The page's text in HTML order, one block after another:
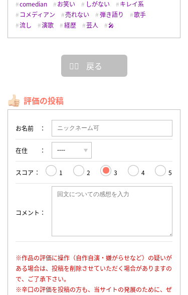
comedian お笑い しがない
キレイ系
コメディアン
売れない 弾き語り
歌手
流し
演歌 経歴 芸人 🎤
戻る
評価の投稿
お名前
在住
スコア 1 2 3 4 5
コメント
※作品の評価に操作（自作自演・嫌がらせなど）の疑いが
ある場合は、投稿を削除させていただく場合がありますの
で、ご了承下さい。
※辛口の評価を投稿の方も、当サイトの発展のために、ぜ